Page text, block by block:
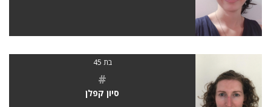
בת 45
#
סיון קפלן